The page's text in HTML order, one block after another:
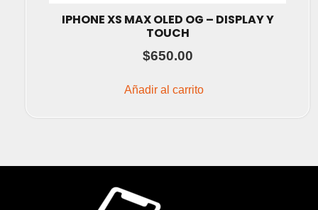
IPHONE XS MAX OLED OG – DISPLAY Y
TOUCH
$650.00
Añadir al carrito